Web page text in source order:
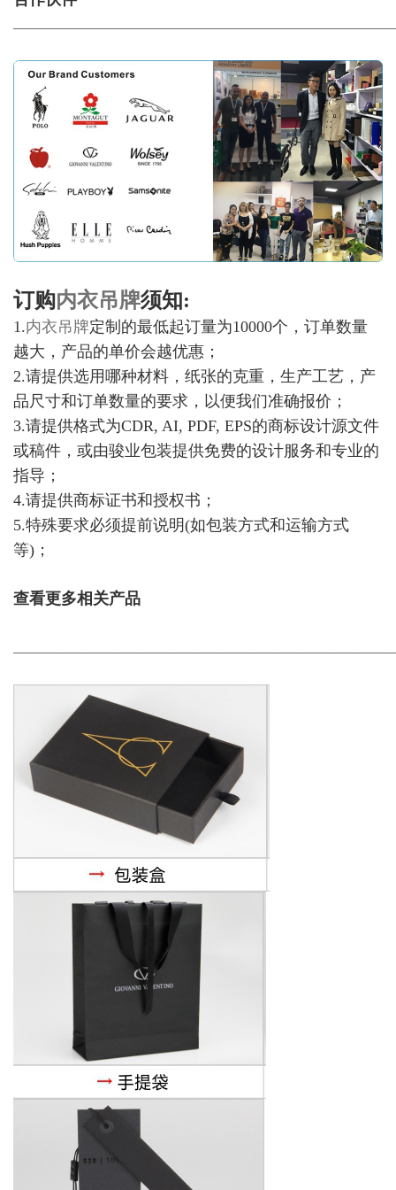
订购内衣吊牌须知:
1.内衣吊牌定制的最低起订量为10000个，订单数量
越大，产品的单价会越优惠；
2.请提供选用哪种材料，纸张的克重，生产工艺，产
品尺寸和订单数量的要求，以便我们准确报价；
3.请提供格式为CDR, AI, PDF, EPS的商标设计源文件
或稿件，或由骏业包装提供免费的设计服务和专业的
指导；
4.请提供商标证书和授权书；
5.特殊要求必须提前说明(如包装方式和运输方式
等)；
查看更多相关产品